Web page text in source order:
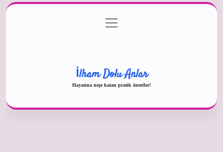
Gizlilik Politikası
menüyü
aç
İlham Dolu Anlar
Hayatına neşe katan pratik öneriler!